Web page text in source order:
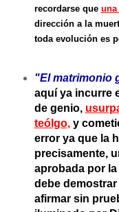
recordarse que una
dirección a la
toda evolución es
"El matrimonio
aquí ya incurre
de genio,
teólgo,y
error ya que la
precisamente,
aprobada por
debe
afirmar sin